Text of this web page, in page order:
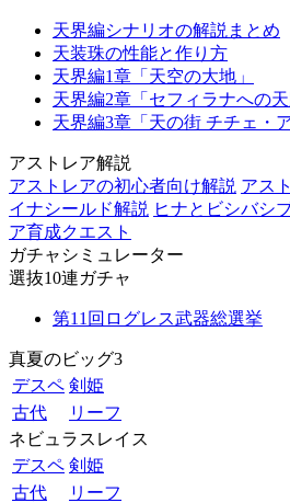
天界編シナリオの解説まとめ
天装珠の性能と作り方
天界編1章「天空の大地」
天界編2章「セフィラナへの天
天界編3章「天の街 チチェ・
アストレア解説
アストレアの初心者向け解説 アス
イナシールド解説 ヒナとビシバシ
ア育成クエスト
ガチャシミュレーター
選抜10連ガチャ
第11回ログレス武器総選挙
真夏のビッグ3
デスペ 剣姫
古代
リーフ
ネビュラスレイス
デスペ 剣姫
古代
リーフ